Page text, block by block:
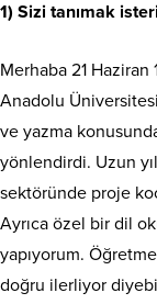
1) Sizi tanımak
Merhaba 21 Haziran
Anadolu
ve yazma
yönlendirdi. Uzun
sektöründe proje
Ayrıca özel bir dil
yapıyorum.
doğru ilerliyor